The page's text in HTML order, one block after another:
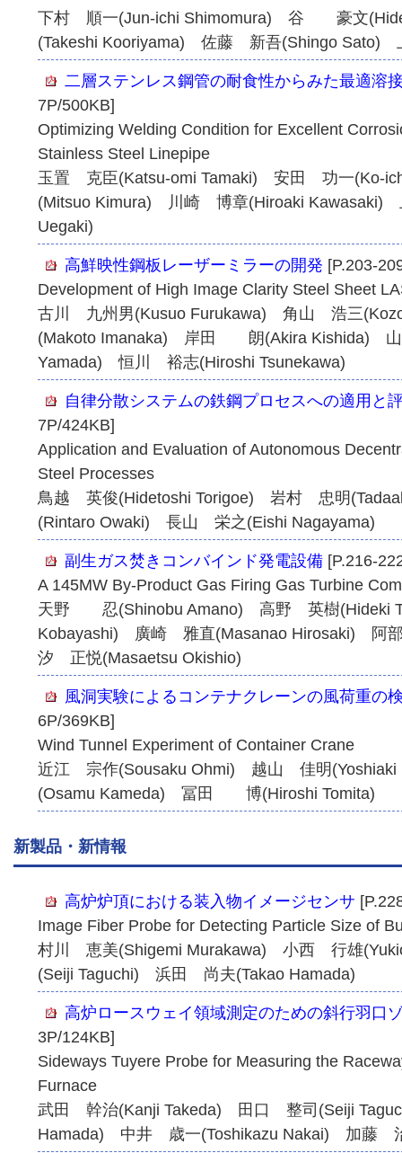
下村 順一(Jun-ichi Shimomura) 谷 豪文
(Takeshi Kooriyama) 佐藤 新吾(Shingo Sato)
二層ステンレス鋼管の耐食性からみた最適溶
7P/500KB]
Optimizing Welding Condition for Excellent
Stainless Steel Linepipe
玉置 克臣(Katsu-omi Tamaki) 安田 功一(Ko-
(Mitsuo Kimura) 川崎 博章(Hiroaki Kawasaki)
Uegaki)
高鮮映性鋼板レーザーミラーの開発 [P.203-
Development of High Image Clarity Steel Sheet
古川 九州男(Kusuo Furukawa) 角山 浩三
(Makoto Imanaka) 岸田 朗(Akira Kishida) 山
Yamada) 恒川 裕志(Hiroshi Tsunekawa)
自律分散システムの鉄鋼プロセスへの適用と
7P/424KB]
Application and Evaluation of Autonomous
Steel Processes
鳥越 英俊(Hidetoshi Torigoe) 岩村 忠明
(Rintaro Owaki) 長山 栄之(Eishi Nagayama)
副生ガス焚きコンバインド発電設備 [P.216-
A 145MW By-Product Gas Firing Gas Turbine
天野 忍(Shinobu Amano) 高野 英樹(Hideki
Kobayashi) 廣崎 雅直(Masanao Hirosaki) 阿
汐 正悦(Masaetsu Okishio)
風洞実験によるコンテナクレーンの風荷重の
6P/369KB]
Wind Tunnel Experiment of Container Crane
近江 宗作(Sousaku Ohmi) 越山 佳明
(Osamu Kameda) 冨田 博(Hiroshi Tomita)
新製品・新情報
高炉炉頂における装入物イメージセンサ
Image Fiber Probe for Detecting Particle Size of
村川 恵美(Shigemi Murakawa) 小西 行雄
(Seiji Taguchi) 浜田 尚夫(Takao Hamada)
高炉ロースウェイ領域測定のための斜行羽口
3P/124KB]
Sideways Tuyere Probe for Measuring the
Furnace
武田 幹治(Kanji Takeda) 田口 整司(Seiji
Hamada) 中井 歳一(Toshikazu Nakai) 加藤